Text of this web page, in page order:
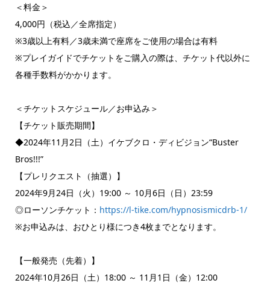
＜料金＞
4,000円（税込／全席指定）
※3歳以上有料／3歳未満で座席をご使用の場合は有料
※プレイガイドでチケットをご購入の際は、チケット代以外に
各種手数料がかかります。
＜チケットスケジュール／お申込み＞
【チケット販売期間】
◆2024年11月2日（土）イケブクロ・ディビジョン“Buster
Bros!!!”
【プレリクエスト（抽選）】
2024年9月24日（火）19:00 ～ 10月6日（日）23:59
◎ローソンチケット： https://l-tike.com/hypnosismicdrb-1/
※お申込みは、おひとり様につき4枚までとなります。
【一般発売（先着）】
2024年10月26日（土）18:00 ～ 11月1日（金）12:00